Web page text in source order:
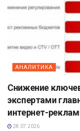
АНАЛИТИКА
Снижение
экспертами
интернет-
28.07.2026